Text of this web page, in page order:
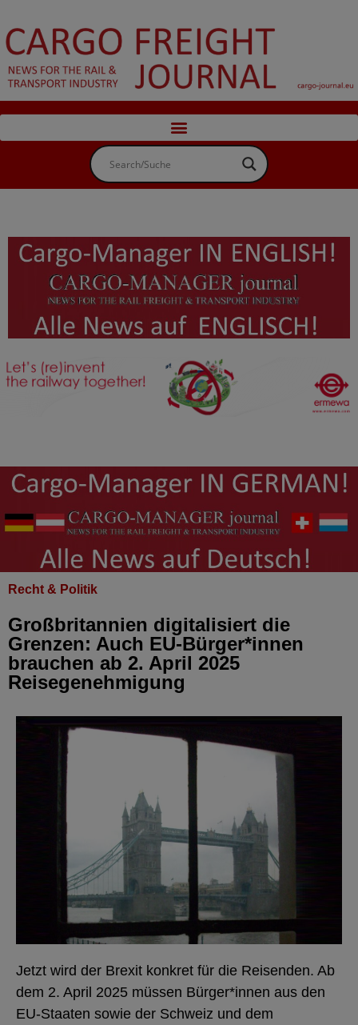
Recht & Politik
Großbritannien digitalisiert die
Grenzen: Auch EU-Bürger*innen
brauchen ab 2. April 2025
Reisegenehmigung
Jetzt wird der Brexit konkret für die Reisenden. Ab
dem 2. April 2025 müssen Bürger*innen aus den
EU-Staaten sowie der Schweiz und dem